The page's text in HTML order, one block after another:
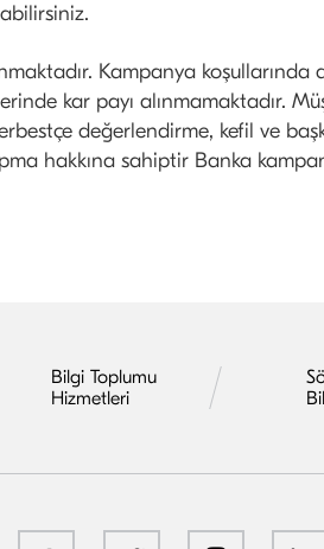
Kampanya koşullarında
kar payı alınmamaktadır.
değerlendirme, kefil ve
hakkına sahiptir Banka
Bilgi Toplumu
Hizmetleri